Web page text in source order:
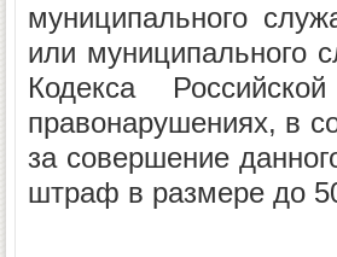
муниципального
или муниципального
Кодекса
правонарушениях, в
за совершение
штраф в размере до